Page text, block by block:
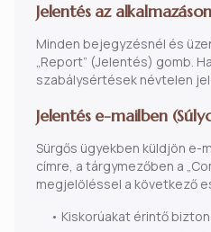
Jelentés az
Minden bejegyzésnél és
„Report” (Jelentés) gomb.
szabálysértések névtelen
Jelentés e-mailben
Sürgős ügyekben küldjön e-
címre, a tárgymezőben a
megjelöléssel a következő
• Kiskorúakat érintő